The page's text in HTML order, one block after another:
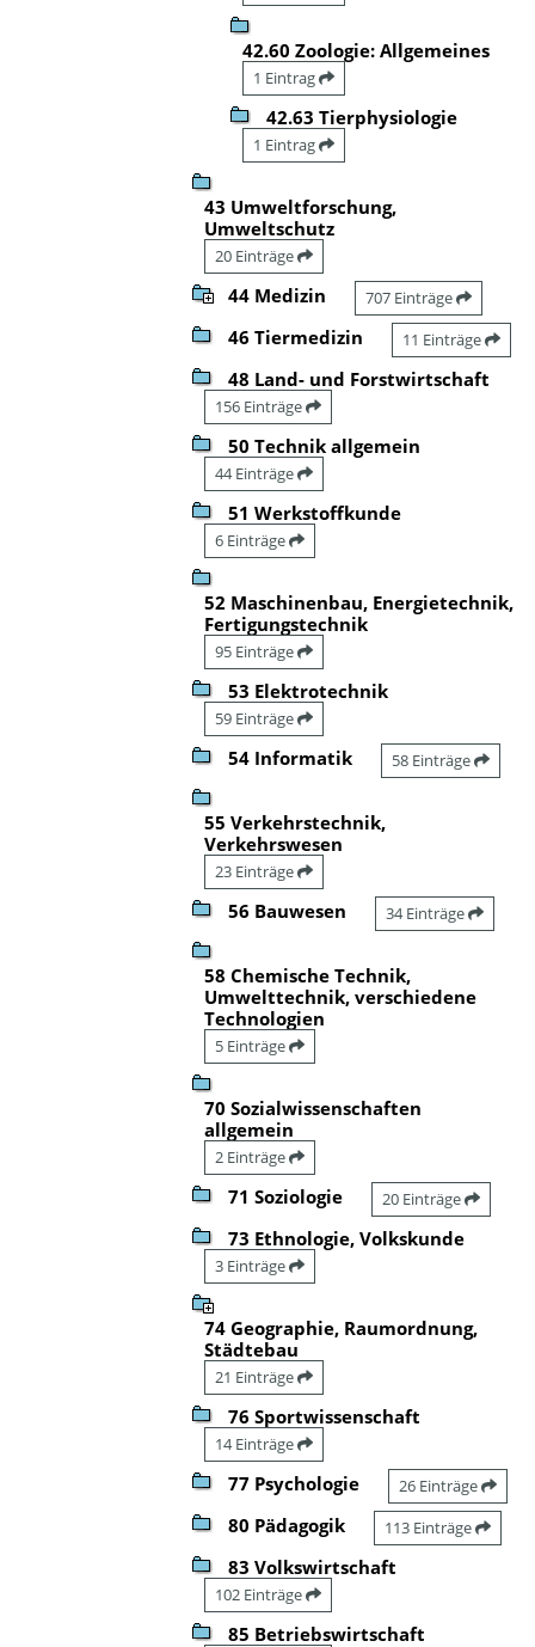
42.60 Zoologie: Allgemeines
1 Eintrag
42.63 Tierphysiologie
1 Eintrag
43 Umweltforschung,
Umweltschutz
20 Einträge
44 Medizin 707 Einträge
46 Tiermedizin 11 Einträge
48 Land- und Forstwirtschaft
156 Einträge
50 Technik allgemein
44 Einträge
51 Werkstoffkunde
6 Einträge
52 Maschinenbau, Energietechnik,
Fertigungstechnik
95 Einträge
53 Elektrotechnik
59 Einträge
54 Informatik 58 Einträge
55 Verkehrstechnik,
Verkehrswesen
23 Einträge
56 Bauwesen 34 Einträge
58 Chemische Technik,
Umwelttechnik, verschiedene
Technologien
5 Einträge
70 Sozialwissenschaften
allgemein
2 Einträge
71 Soziologie 20 Einträge
73 Ethnologie, Volkskunde
3 Einträge
74 Geographie, Raumordnung,
Städtebau
21 Einträge
76 Sportwissenschaft
14 Einträge
77 Psychologie 26 Einträge
80 Pädagogik 113 Einträge
83 Volkswirtschaft
102 Einträge
85 Betriebswirtschaft